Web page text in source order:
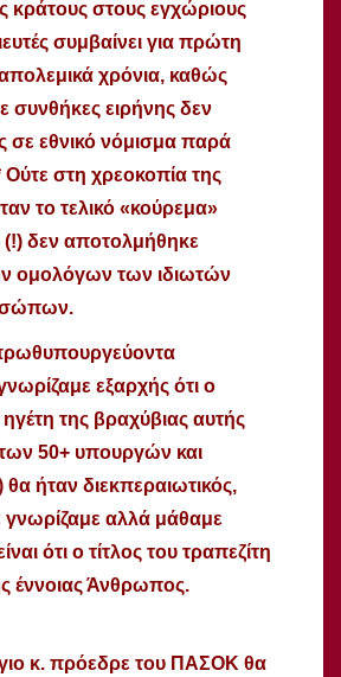
κράτους στους εγχώριους
συμβαίνει για πρώτη
χρόνια, καθώς
συνθήκες ειρήνης δεν
σε εθνικό νόμισμα παρά
Ούτε στη χρεοκοπία της
το τελικό «κούρεμα»
(!) δεν αποτολμήθηκε
ομολόγων των ιδιωτών
εξαρχής ότι ο
της βραχύβιας αυτής
50+ υπουργών και
ήταν διεκπεραιωτικός,
γνωρίζαμε αλλά μάθαμε
ότι ο τίτλος του τραπεζίτη
έννοιας Άνθρωπος.
κ. πρόεδρε του ΠΑΣΟΚ θα